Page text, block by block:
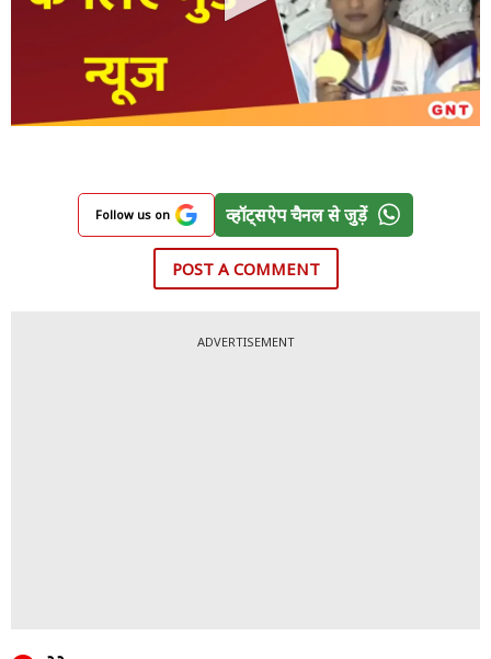
Follow us on व्हॉट्सऐप चैनल से जुड़ें
POST A COMMENT
ADVERTISEMENT